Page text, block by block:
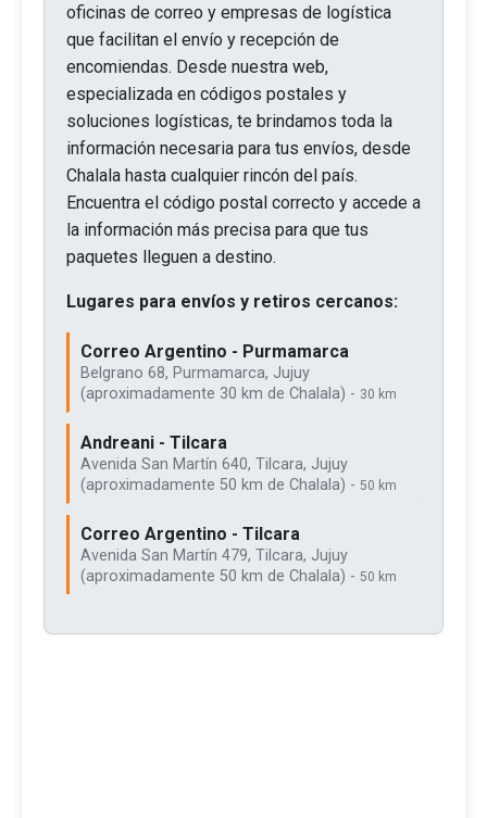
oficinas de correo y empresas de logística
que facilitan el envío y recepción de
encomiendas. Desde nuestra web,
especializada en códigos postales y
soluciones logísticas, te brindamos toda la
información necesaria para tus envíos, desde
Chalala hasta cualquier rincón del país.
Encuentra el código postal correcto y accede a
la información más precisa para que tus
paquetes lleguen a destino.
Lugares para envíos y retiros cercanos:
Correo Argentino - Purmamarca
Belgrano 68, Purmamarca, Jujuy
(aproximadamente 30 km de Chalala) - 30 km
Andreani - Tilcara
Avenida San Martín 640, Tilcara, Jujuy
(aproximadamente 50 km de Chalala) - 50 km
Correo Argentino - Tilcara
Avenida San Martín 479, Tilcara, Jujuy
(aproximadamente 50 km de Chalala) - 50 km